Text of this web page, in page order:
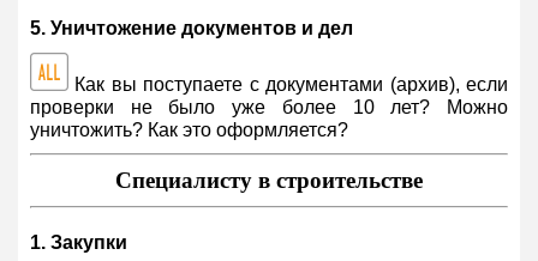
5. Уничтожение документов и дел
Как вы поступаете с документами (архив), если
проверки не было уже более 10 лет? Можно
уничтожить? Как это оформляется?
Специалисту в строительстве
1. Закупки